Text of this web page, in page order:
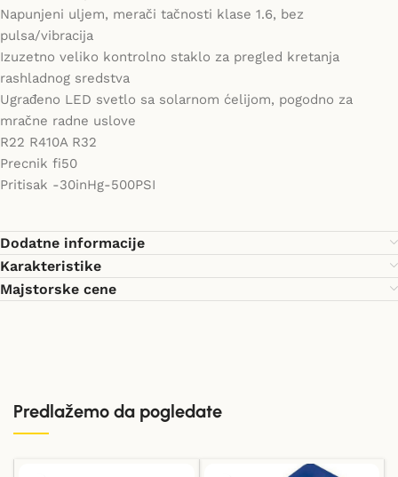
Napunjeni uljem, merači tačnosti klase 1.6, bez
pulsa/vibracija
Izuzetno veliko kontrolno staklo za pregled kretanja
rashladnog sredstva
Ugrađeno LED svetlo sa solarnom ćelijom, pogodno za
mračne radne uslove
R22 R410A R32
Precnik fi50
Pritisak -30inHg-500PSI
Dodatne informacije
Karakteristike
Majstorske cene
Predlažemo da pogledate